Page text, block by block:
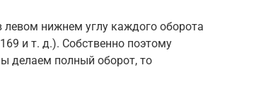
левом нижнем углу каждого оборота
и т. д.). Собственно поэтому
делаем полный оборот, то